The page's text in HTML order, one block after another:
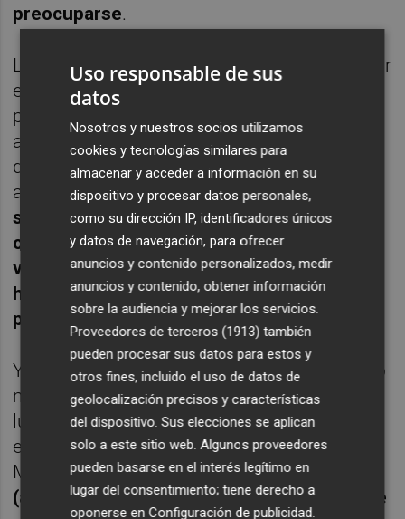
preocuparse.
La cortina de humo que se está lanzando por
el entorno del príncipe da para que el
personal se entretenga con este serial tejido
a base de un discurso apuntado y promesas
de un futuro mejor a base de ex futbolistas
amiguetes yuna serie de escritos en redes
sociales que algunos ya parece que
consideran de mayor valor que un contrato
vinculante. Desde que apareció este
hombre en escena parece que ya no hay
problemas que mejorar en el día a día.
Y miren, yo no sé si Tunku Ismail es bueno o
malo. No sé si prometerá tanto como Lim y
luego se tornará en la misma pesadilla o
estamos ante la solución para el Nou
Mestalla, la deuda y para hacer un equipazo
(aunque reconozco que dado de la mano de
Uso responsable de sus
datos
Nosotros y nuestros socios utilizamos
cookies y tecnologías similares para
almacenar y acceder a información en su
dispositivo y procesar datos personales,
como su dirección IP, identificadores únicos
y datos de navegación, para ofrecer
anuncios y contenido personalizados, medir
anuncios y contenido, obtener información
sobre la audiencia y mejorar los servicios.
Proveedores de terceros (1913) también
pueden procesar sus datos para estos y
otros fines, incluido el uso de datos de
geolocalización precisos y características
del dispositivo. Sus elecciones se aplican
solo a este sitio web. Algunos proveedores
pueden basarse en el interés legítimo en
lugar del consentimiento; tiene derecho a
oponerse enConfiguración de publicidad